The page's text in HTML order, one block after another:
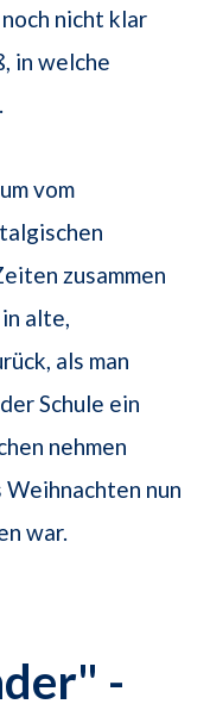
nicht klar
in welche
vom
zusammen
alte,
als man
Schule ein
nehmen
nun
war.
-